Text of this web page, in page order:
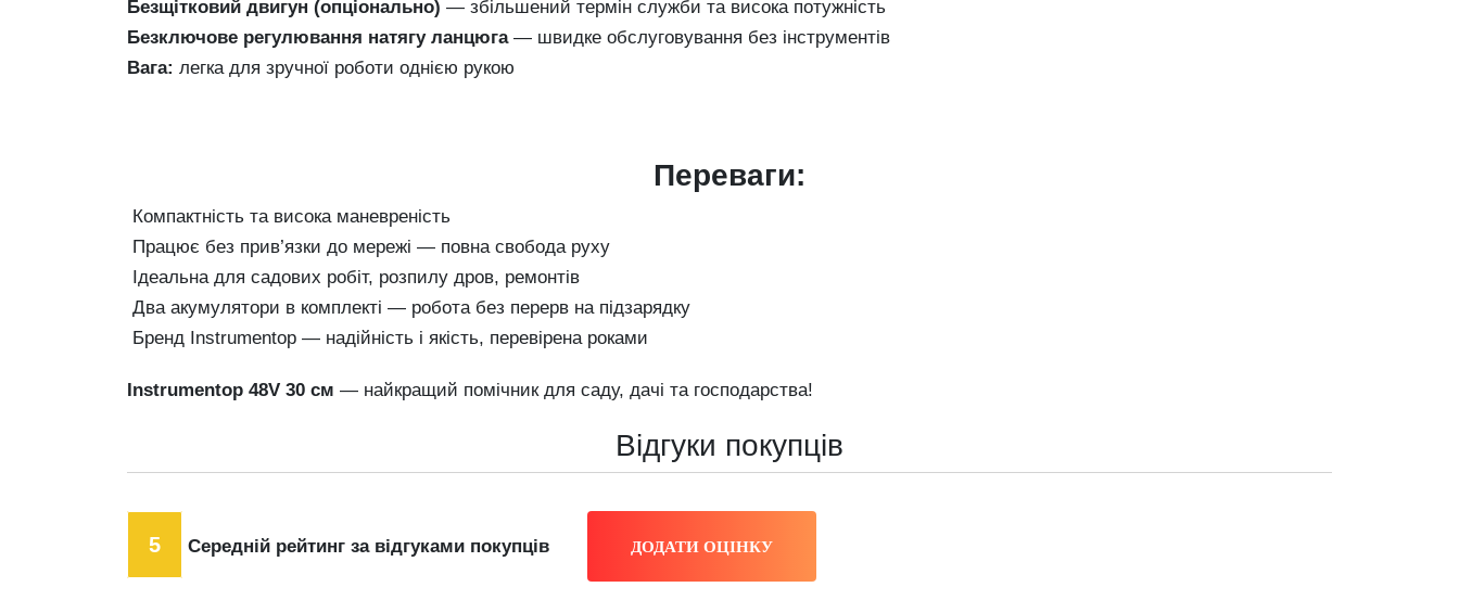
Безщітковий двигун (опціонально) — збільшений термін служби та висока потужність
Безключове регулювання натягу ланцюга— швидке обслуговування без інструментів
Вага: легка для зручної роботи однією рукою
Переваги:
Компактність та висока маневреність
Працює без прив’язки до мережі — повна свобода руху
Ідеальна для садових робіт, розпилу дров, ремонтів
Два акумулятори в комплекті — робота без перерв на підзарядку
Бренд Instrumentop — надійність і якість, перевірена роками
Instrumentop 48V 30 см — найкращий помічник для саду, дачі та господарства!
Відгуки покупців
5 Середній рейтинг за відгуками покупців